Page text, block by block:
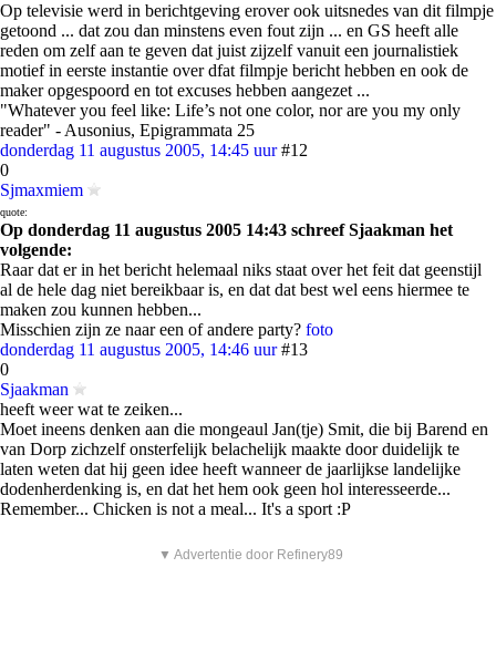
Op televisie werd in berichtgeving erover ook uitsnedes van dit filmpje
getoond ... dat zou dan minstens even fout zijn ... en GS heeft alle
reden om zelf aan te geven dat juist zijzelf vanuit een journalistiek
motief in eerste instantie over dfat filmpje bericht hebben en ook de
maker opgespoord en tot excuses hebben aangezet ...
"Whatever you feel like: Life’s not one color, nor are you my only
reader" - Ausonius, Epigrammata 25
donderdag 11 augustus 2005, 14:45 uur #12
0
Sjmaxmiem
quote:
Op donderdag 11 augustus 2005 14:43 schreef Sjaakman het
volgende:
Raar dat er in het bericht helemaal niks staat over het feit dat geenstijl
al de hele dag niet bereikbaar is, en dat dat best wel eens hiermee te
maken zou kunnen hebben...
Misschien zijn ze naar een of andere party? foto
donderdag 11 augustus 2005, 14:46 uur #13
0
Sjaakman
heeft weer wat te zeiken...
Moet ineens denken aan die mongeaul Jan(tje) Smit, die bij Barend en
van Dorp zichzelf onsterfelijk belachelijk maakte door duidelijk te
laten weten dat hij geen idee heeft wanneer de jaarlijkse landelijke
dodenherdenking is, en dat het hem ook geen hol interesseerde...
Remember... Chicken is not a meal... It's a sport :P
▼ Advertentie door Refinery89